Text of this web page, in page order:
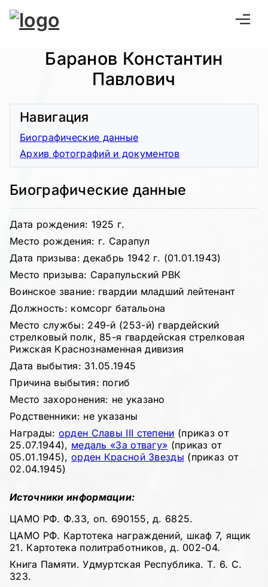
Баранов Константин
Павлович
Биографические данные
Дата рождения: 1925 г.
Место рождения: г. Сарапул
Дата призыва: декабрь 1942 г. (01.01.1943)
Место призыва: Сарапульский РВК
Воинское звание: гвардии младший лейтенант
Должность: комсорг батальона
Место службы: 249-й (253-й) гвардейский
стрелковый полк, 85-я гвардейская стрелковая
Рижская Краснознаменная дивизия
Дата выбытия: 31.05.1945
Причина выбытия: погиб
Место захоронения: не указано
Родственники: не указаны
Награды: орден Славы III степени (приказ от
25.07.1944), медаль «За отвагу» (приказ от
05.01.1945), орден Красной Звезды (приказ от
02.04.1945)
Источники информации:
ЦАМО РФ. Ф.33, оп. 690155, д. 6825.
ЦАМО РФ. Картотека награждений, шкаф 7, ящик
21. Картотека политработников, д. 002-04.
Книга Памяти. Удмуртская Республика. Т. 6. С.
323.
Навигация
Биографические данные
Архив фотографий и документов